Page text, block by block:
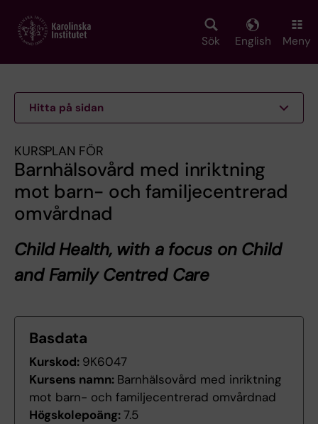
main
Sök English Meny
Hitta på sidan
KURSPLAN FÖR
Barnhälsovård med inriktning
mot barn- och familjecentrerad
omvårdnad
Child Health, with a focus on Child
and Family Centred Care
Basdata
Kurskod: 9K6047
Kursens namn: Barnhälsovård med inriktning
mot barn- och familjecentrerad omvårdnad
Högskolepoäng:7.5